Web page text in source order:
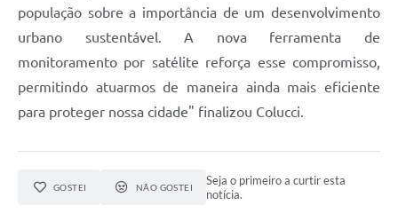
população sobre a importância de um desenvolvimento
urbano sustentável. A nova ferramenta de
monitoramento por satélite reforça esse compromisso,
permitindo atuarmos de maneira ainda mais eficiente
para proteger nossa cidade" finalizou Colucci.
GOSTEI NÃO GOSTEI
Seja o primeiro a curtir esta
notícia.